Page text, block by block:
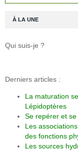
À LA UNE
Qui suis-je ?
Derniers articles :
La maturation
Lépidoptères
Se repérer et
Les
des fonctions
Les sources